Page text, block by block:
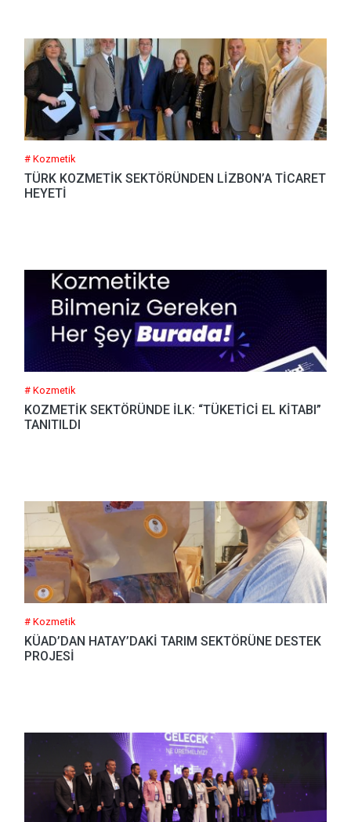
# Kozmetik
TÜRK KOZMETİK SEKTÖRÜNDEN LİZBON’A TİCARET
HEYETİ
# Kozmetik
KOZMETİK SEKTÖRÜNDE İLK: “TÜKETİCİ EL KİTABI”
TANITILDI
# Kozmetik
KÜAD’DAN HATAY’DAKİ TARIM SEKTÖRÜNE DESTEK
PROJESİ